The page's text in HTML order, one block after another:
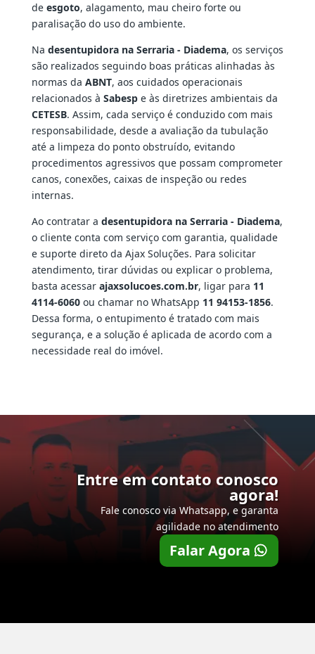
de esgoto, alagamento, mau cheiro forte ou
paralisação do uso do ambiente.
Na desentupidora na Serraria - Diadema, os serviços
são realizados seguindo boas práticas alinhadas às
normas da ABNT, aos cuidados operacionais
relacionados à Sabespe às diretrizes ambientais da
CETESB. Assim, cada serviço é conduzido com mais
responsabilidade, desde a avaliação da tubulação
até a limpeza do ponto obstruído, evitando
procedimentos agressivos que possam comprometer
canos, conexões, caixas de inspeção ou redes
internas.
Ao contratar a desentupidora na Serraria - Diadema,
o cliente conta com serviço com garantia, qualidade
e suporte direto da Ajax Soluções. Para solicitar
atendimento, tirar dúvidas ou explicar o problema,
basta acessar ajaxsolucoes.com.br, ligar para 11
4114-6060ou chamar no WhatsApp 11 94153-1856.
Dessa forma, o entupimento é tratado com mais
segurança, e a solução é aplicada de acordo com a
necessidade real do imóvel.
Entre em contato conosco
agora!
Fale conosco via Whatsapp, e garanta
agilidade no atendimento
Falar Agora